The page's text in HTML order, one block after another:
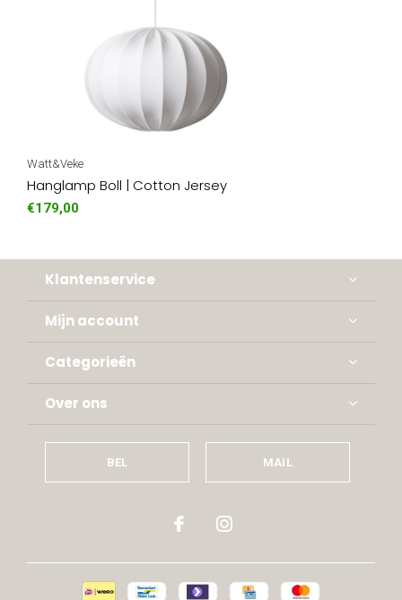
Watt&Veke
Hanglamp Boll | Cotton Jersey
€179,00
Klantenservice
Mijn account
Categorieën
Over ons
BEL MAIL